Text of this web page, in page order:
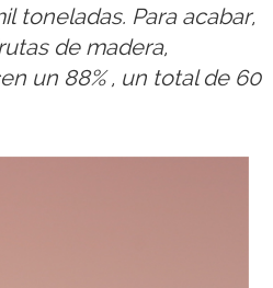
toneladas. Para acabar,
de madera,
un 88% , un total de 60